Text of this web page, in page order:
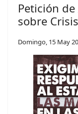
Petición
sobre
Domingo, 15 May